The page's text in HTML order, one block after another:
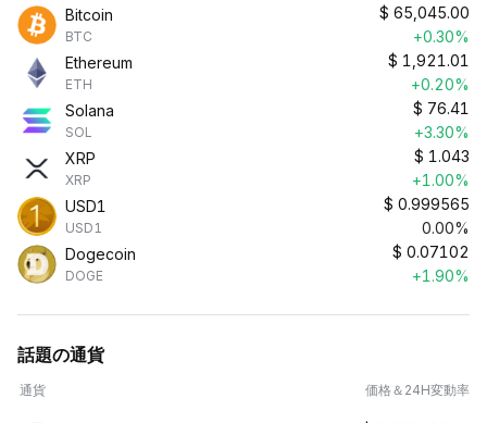
Bitcoin
BTC
$ 65,045.00
+0.30%
Ethereum
ETH
$ 1,921.01
+0.20%
Solana
SOL
$ 76.41
+3.30%
XRP
XRP
$ 1.043
+1.00%
USD1
USD1
$ 0.999565
0.00%
Dogecoin
DOGE
$ 0.07102
+1.90%
話題の通貨
通貨 価格＆24H変動率